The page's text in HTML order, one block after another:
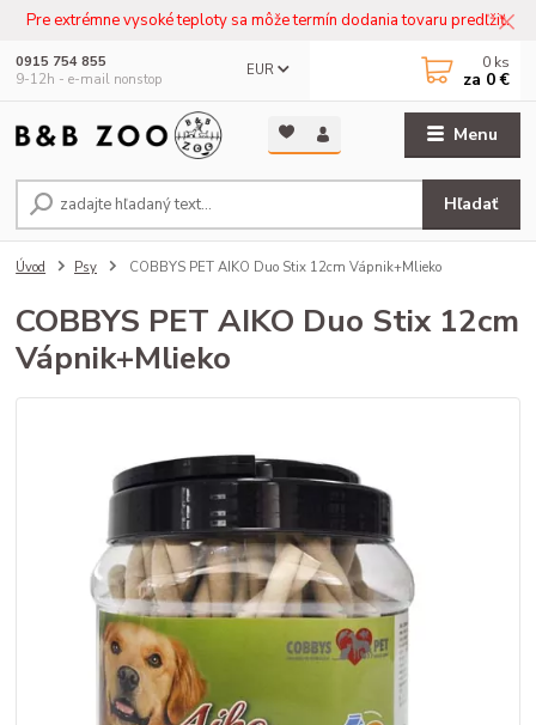
Pre extrémne vysoké teploty sa môže termín dodania tovaru predľžiť.
Menu
EUR
Hľadať
0915 754 855
9-12h - e-mail nonstop
0 ks
za 0 €
Úvod Psy COBBYS PET AIKO Duo Stix 12cm Vápnik+Mlieko
COBBYS PET AIKO Duo Stix 12cm
Vápnik+Mlieko